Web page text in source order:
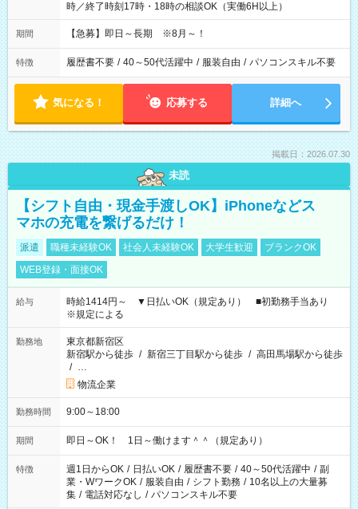
時／終了時刻17時・18時の相談OK（実働6H以上）
期間 【急募】即日～長期 ※8月～！
特徴 履歴書不要 / 40～50代活躍中 / 服装自由 / パソコンスキル不要
気になる！ 応募する 詳細へ
掲載日：2026.07.30
未読
【シフト自由・現金手渡しOK】iPhoneなどス
マホの充電を繋げるだけ！
派遣 職種未経験OK 社会人未経験OK 大学生歓迎
ブランクOK
WEB登録・面接OK
給与
時給1414円～ ▼日払いOK（規定あり） ■初勤務手当あり
※規定による
勤務地
東京都新宿区
新宿駅から徒歩 / 新宿三丁目駅から徒歩 / 高田馬場駅から徒歩
/ …
物流企業
勤務時間 9:00～18:00
期間 即日～OK！ 1日～働けます＾＾（規定あり）
特徴 週1日からOK / 日払いOK / 履歴書不要 / 40～50代活躍中 / 副
業・WワークOK / 服装自由 / シフト勤務 / 10名以上の大量募
集 / 電話対応なし / パソコンスキル不要